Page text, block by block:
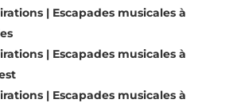
| Escapades musicales à
| Escapades musicales à
| Escapades musicales à